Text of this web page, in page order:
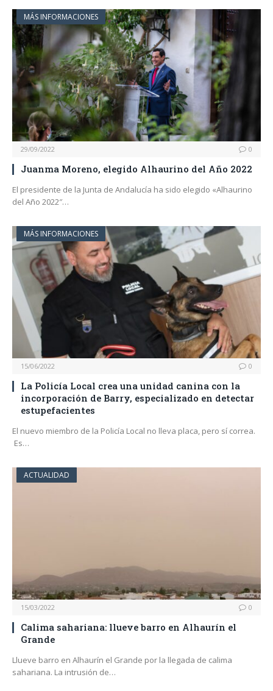
MÁS INFORMACIONES
29/09/2022 0
Juanma Moreno, elegido Alhaurino del Año 2022
El presidente de la Junta de Andalucía ha sido elegido «Alhaurino
del Año 2022″…
MÁS INFORMACIONES
15/06/2022 0
La Policía Local crea una unidad canina con la
incorporación de Barry, especializado en detectar
estupefacientes
El nuevo miembro de la Policía Local no lleva placa, pero sí correa.
Es…
ACTUALIDAD
15/03/2022 0
Calima sahariana: llueve barro en Alhaurín el
Grande
Llueve barro en Alhaurín el Grande por la llegada de calima
sahariana. La intrusión de…